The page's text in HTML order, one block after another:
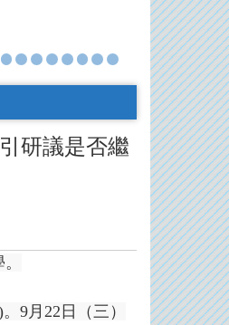
研議是否繼
9月22日（三）